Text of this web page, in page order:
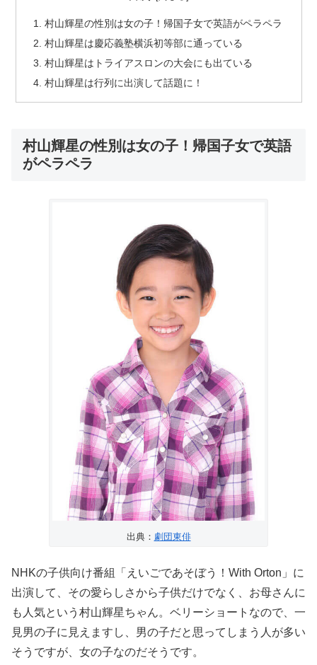
村山輝星の性別は女の子！帰国子女で英語がペラペラ
村山輝星は慶応義塾横浜初等部に通っている
村山輝星はトライアスロンの大会にも出ている
村山輝星は行列に出演して話題に！
村山輝星の性別は女の子！帰国子女で英語
がペラペラ
出典： 劇団東俳
NHKの子供向け番組「えいごであそぼう！With Orton」に
出演して、その愛らしさから子供だけでなく、お母さんに
も人気という村山輝星ちゃん。ベリーショートなので、一
見男の子に見えますし、男の子だと思ってしまう人が多い
そうですが、女の子なのだそうです。